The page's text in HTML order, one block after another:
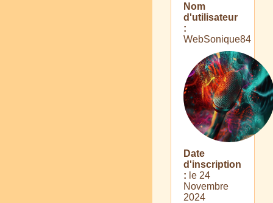
Nom
d'utilisateur
:
WebSonique84
Date
d'inscription
: le 24
Novembre
2024